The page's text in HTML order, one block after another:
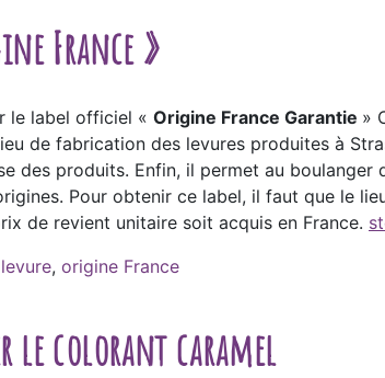
France »
le label officiel « Origine France Garantie »
de fabrication des levures produites à
des produits. Enfin, il permet au boulanger
Pour obtenir ce label, il faut que le
de revient unitaire soit acquis en France.
levure, origine France
le colorant caramel